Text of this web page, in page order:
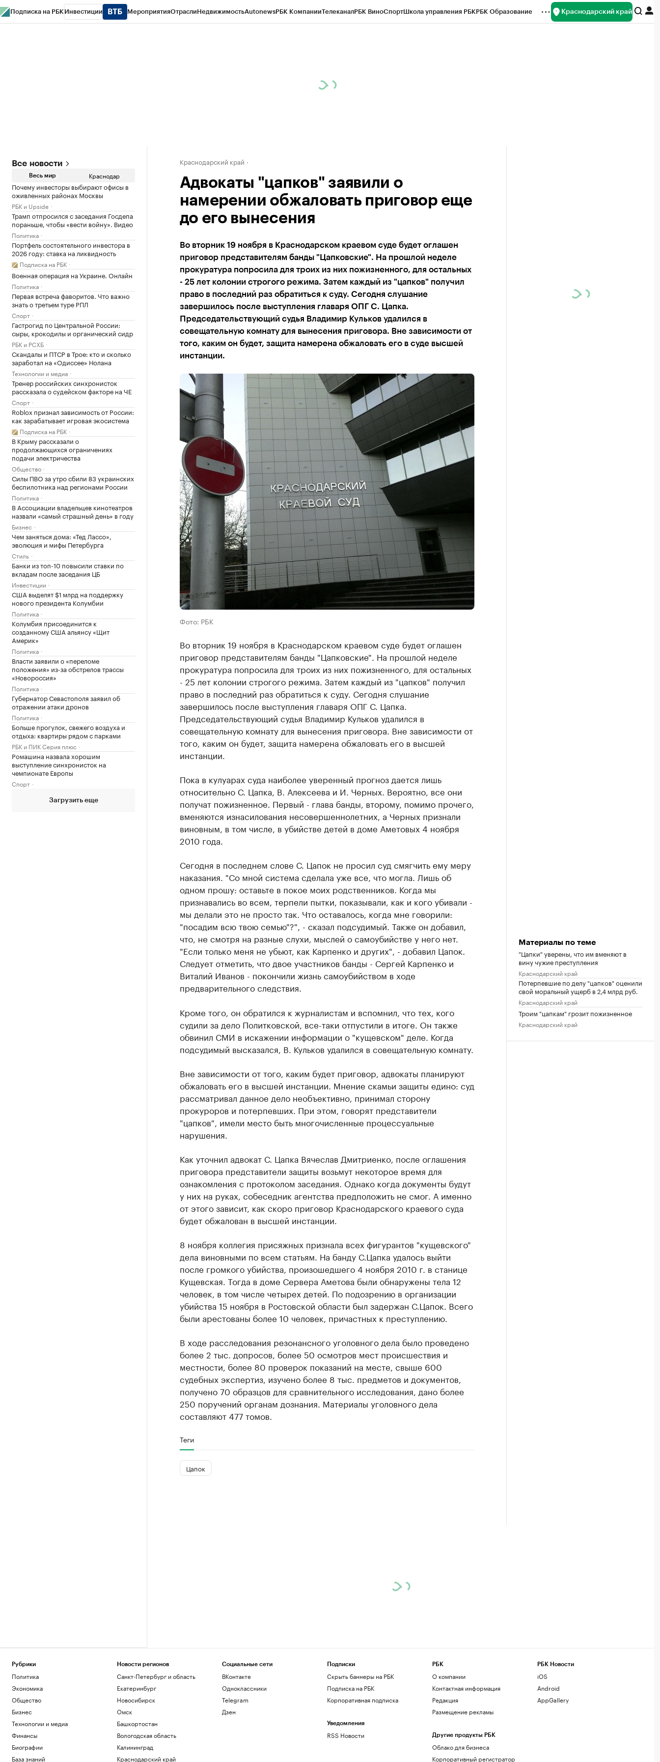
Подписка на РБК Инвестиции МероприятияОтраслиНедвижимостьAutonewsРБК КомпанииТелеканалРБК ВиноСпортШкола управления РБКРБК Образование Краснодарский край
Все новости
Весь мир Краснодар
Почему инвесторы выбирают офисы в
оживленных районах Москвы
РБК и Upside
Трамп отпросился с заседания Госдепа
пораньше, чтобы «вести войну». Видео
Политика
Портфель состоятельного инвестора в
2026 году: ставка на ликвидность
Подписка на РБК
Военная операция на Украине. Онлайн
Политика
Первая встреча фаворитов. Что важно
знать о третьем туре РПЛ
Спорт
Гастрогид по Центральной России:
сыры, крокодилы и органический сидр
РБК и РСХБ
Скандалы и ПТСР в Трое: кто и сколько
заработал на «Одиссее» Нолана
Технологии и медиа
Тренер российских синхронисток
рассказала о судейском факторе на ЧЕ
Спорт
Roblox признал зависимость от России:
как зарабатывает игровая экосистема
Подписка на РБК
В Крыму рассказали о
продолжающихся ограничениях
подачи электричества
Общество
Силы ПВО за утро сбили 83 украинских
беспилотника над регионами России
Политика
В Ассоциации владельцев кинотеатров
назвали «самый страшный день» в году
Бизнес
Чем заняться дома: «Тед Лассо»,
эволюция и мифы Петербурга
Стиль
Банки из топ-10 повысили ставки по
вкладам после заседания ЦБ
Инвестиции
США выделят $1 млрд на поддержку
нового президента Колумбии
Политика
Колумбия присоединится к
созданному США альянсу «Щит
Америк»
Политика
Власти заявили о «переломе
положения» из-за обстрелов трассы
«Новороссия»
Политика
Губернатор Севастополя заявил об
отражении атаки дронов
Политика
Больше прогулок, свежего воздуха и
отдыха: квартиры рядом с парками
РБК и ПИК Серия плюс
Ромашина назвала хорошим
выступление синхронисток на
чемпионате Европы
Спорт
Загрузить еще
Краснодарский край
Адвокаты "цапков" заявили о
намерении обжаловать приговор еще
до его вынесения
Во вторник 19 ноября в Краснодарском краевом суде будет оглашен
приговор представителям банды "Цапковские". На прошлой неделе
прокуратура попросила для троих из них пожизненного, для остальных
- 25 лет колонии строгого режима. Затем каждый из "цапков" получил
право в последний раз обратиться к суду. Сегодня слушание
завершилось после выступления главаря ОПГ С. Цапка.
Председательствующий судья Владимир Кульков удалился в
совещательную комнату для вынесения приговора. Вне зависимости от
того, каким он будет, защита намерена обжаловать его в суде высшей
инстанции.
Фото: РБК
Во вторник 19 ноября в Краснодарском краевом суде будет оглашен
приговор представителям банды "Цапковские". На прошлой неделе
прокуратура попросила для троих из них пожизненного, для остальных
- 25 лет колонии строгого режима. Затем каждый из "цапков" получил
право в последний раз обратиться к суду. Сегодня слушание
завершилось после выступления главаря ОПГ С. Цапка.
Председательствующий судья Владимир Кульков удалился в
совещательную комнату для вынесения приговора. Вне зависимости от
того, каким он будет, защита намерена обжаловать его в высшей
инстанции.
Пока в кулуарах суда наиболее уверенный прогноз дается лишь
относительно С. Цапка, В. Алексеева и И. Черных. Вероятно, все они
получат пожизненное. Первый - глава банды, второму, помимо прочего,
вменяются изнасилования несовершеннолетних, а Черных признали
виновным, в том числе, в убийстве детей в доме Аметовых 4 ноября
2010 года.
Сегодня в последнем слове С. Цапок не просил суд смягчить ему меру
наказания. "Со мной система сделала уже все, что могла. Лишь об
одном прошу: оставьте в покое моих родственников. Когда мы
признавались во всем, терпели пытки, показывали, как и кого убивали -
мы делали это не просто так. Что оставалось, когда мне говорили:
"посадим всю твою семью"?", - сказал подсудимый. Также он добавил,
что, не смотря на разные слухи, мыслей о самоубийстве у него нет.
"Если только меня не убьют, как Карпенко и других", - добавил Цапок.
Следует отметить, что двое участников банды - Сергей Карпенко и
Виталий Иванов - покончили жизнь самоубийством в ходе
предварительного следствия.
Кроме того, он обратился к журналистам и вспомнил, что тех, кого
судили за дело Политковской, все-таки отпустили в итоге. Он также
обвинил СМИ в искажении информации о "кущевском" деле. Когда
подсудимый высказался, В. Кульков удалился в совещательную комнату.
Вне зависимости от того, каким будет приговор, адвокаты планируют
обжаловать его в высшей инстанции. Мнение скамьи защиты едино: суд
рассматривал данное дело необъективно, принимал сторону
прокуроров и потерпевших. При этом, говорят представители
"цапков", имели место быть многочисленные процессуальные
нарушения.
Как уточнил адвокат С. Цапка Вячеслав Дмитриенко, после оглашения
приговора представители защиты возьмут некоторое время для
ознакомления с протоколом заседания. Однако когда документы будут
у них на руках, собеседник агентства предположить не смог. А именно
от этого зависит, как скоро приговор Краснодарского краевого суда
будет обжалован в высшей инстанции.
8 ноября коллегия присяжных признала всех фигурантов "кущевского"
дела виновными по всем статьям. На банду С.Цапка удалось выйти
после громкого убийства, произошедшего 4 ноября 2010 г. в станице
Кущевская. Тогда в доме Сервера Аметова были обнаружены тела 12
человек, в том числе четырех детей. По подозрению в организации
убийства 15 ноября в Ростовской области был задержан С.Цапок. Всего
были арестованы более 10 человек, причастных к преступлению.
В ходе расследования резонансного уголовного дела было проведено
более 2 тыс. допросов, более 50 осмотров мест происшествия и
местности, более 80 проверок показаний на месте, свыше 600
судебных экспертиз, изучено более 8 тыс. предметов и документов,
получено 70 образцов для сравнительного исследования, дано более
250 поручений органам дознания. Материалы уголовного дела
составляют 477 томов.
Теги
Цапок
Материалы по теме
"Цапки" уверены, что им вменяют в
вину чужие преступления
Краснодарский край
Потерпевшие по делу "цапков" оценили
свой моральный ущерб в 2,4 млрд руб.
Краснодарский край
Троим "цапкам" грозит пожизненное
Краснодарский край
Рубрики
Политика
Экономика
Общество
Бизнес
Технологии и медиа
Финансы
Биографии
База знаний
Новости регионов
Санкт-Петербург и область
Екатеринбург
Новосибирск
Омск
Башкортостан
Вологодская область
Калининград
Краснодарский край
Социальные сети
ВКонтакте
Одноклассники
Telegram
Дзен
Подписки
Скрыть баннеры на РБК
Подписка на РБК
Корпоративная подписка
Уведомления
RSS Новости
РБК
О компании
Контактная информация
Редакция
Размещение рекламы
Другие продукты РБК
Облако для бизнеса
Корпоративный регистратор
РБК Новости
iOS
Android
AppGallery